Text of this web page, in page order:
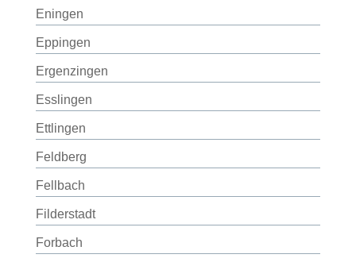
Eningen
Eppingen
Ergenzingen
Esslingen
Ettlingen
Feldberg
Fellbach
Filderstadt
Forbach